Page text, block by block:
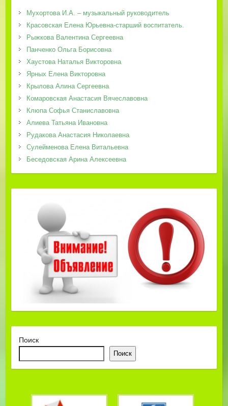
Мухортова И.А. – музыкальный руководитель
Красовская Елена Юрьевна-старший воспитатель.
Рыжкова Валентина Сергеевна
Панченко Ольга Борисовна
Хаустова Наталья Викторовна
Ярных Елена Викторовна
Крылова Алина Сергеевна
Комаровская Анастасия Вячеславовна
Клюпа Софья Станиславовна
Алиева Татьяна Ивановна
Рудакова Анастасия Николаевна
Сулейменова Елена Витальевна
Беседовская Арина Алексеевна
Поиск
Поиск